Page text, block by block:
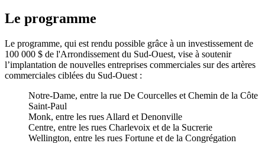
Le programme
Le programme, qui est rendu possible grâce à un investissement de
100 000 $ de l'Arrondissement du Sud-Ouest, vise à soutenir
l’implantation de nouvelles entreprises commerciales sur des artères
commerciales ciblées du Sud-Ouest :
Notre-Dame, entre la rue De Courcelles et Chemin de la Côte
Saint-Paul
Monk, entre les rues Allard et Denonville
Centre, entre les rues Charlevoix et de la Sucrerie
Wellington, entre les rues Fortune et de la Congrégation